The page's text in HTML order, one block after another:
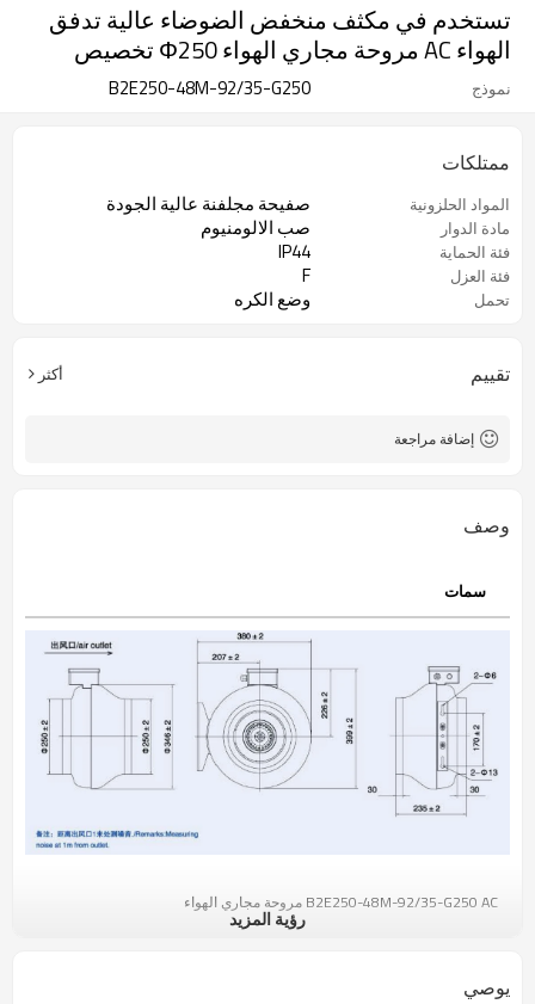
تستخدم في مكثف منخفض الضوضاء عالية تدفق
الهواء AC مروحة مجاري الهواء Φ250 تخصيص
نموذج B2E250-48M-92/35-G250
ممتلكات
المواد الحلزونية صفيحة مجلفنة عالية الجودة
مادة الدوار صب الالومنيوم
فئة الحماية IP44
فئة العزل F
تحمل وضع الكره
تقييم أكثر
إضافة مراجعة
وصف
سمات
B2E250-48M-92/35-G250 AC مروحة مجاري الهواء
رؤية المزيد
يوصي